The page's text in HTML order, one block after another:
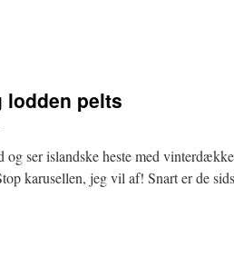
lodden pelts
ser islandske heste med
karusellen, jeg vil af! Snart er de